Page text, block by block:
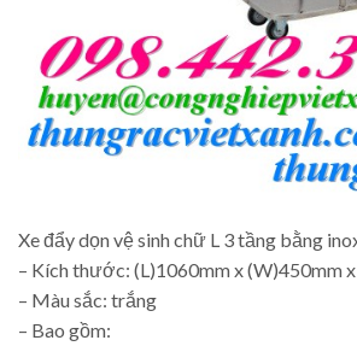
Xe đẩy dọn vệ sinh chữ L 3 tầng bằng
– Kích thước: (L)1060mm x (W)450mm
– Màu sắc: trắng
– Bao gồm: